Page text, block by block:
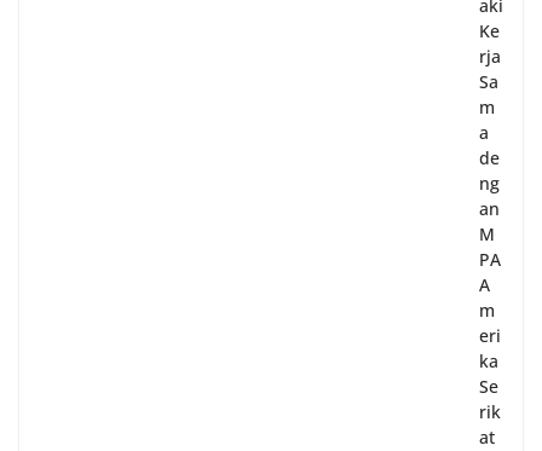
aki
Ke
rja
Sa
m
a
de
ng
an
M
PA
A
m
eri
ka
Se
rik
at